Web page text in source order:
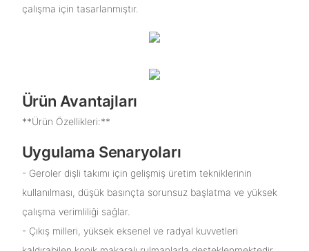
çalışma için tasarlanmıştır.
Ürün Avantajları
**Ürün Özellikleri:**
Uygulama Senaryoları
- Geroler dişli takımı için gelişmiş üretim tekniklerinin
kullanılması, düşük basınçta sorunsuz başlatma ve yüksek
çalışma verimliliği sağlar.
- Çıkış milleri, yüksek eksenel ve radyal kuvvetleri